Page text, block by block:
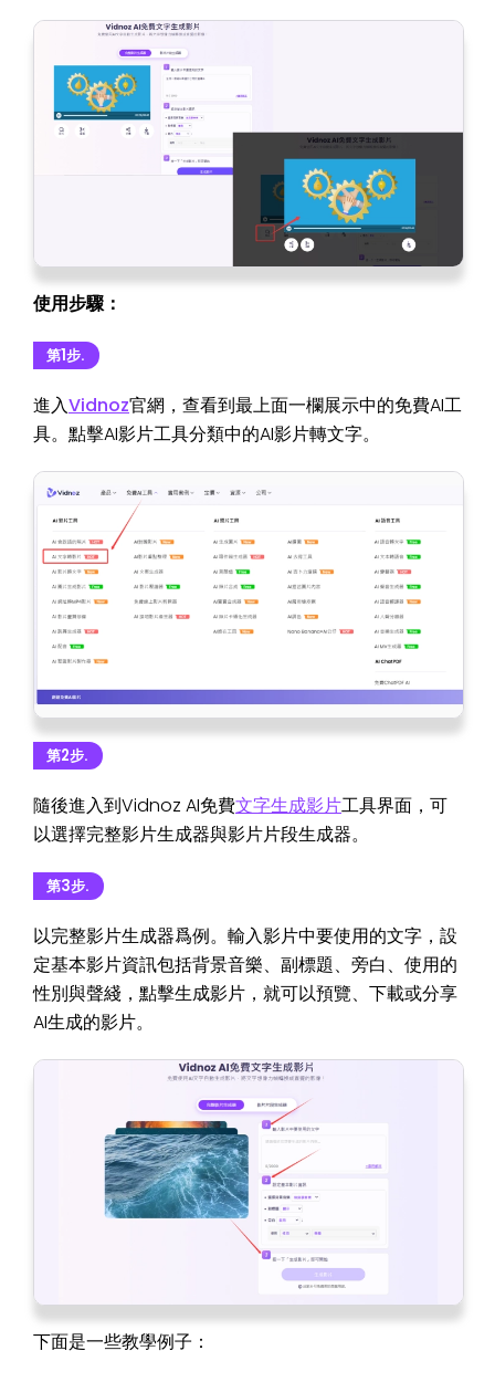
使用步驟：
第1步.
進入Vidnoz官網，查看到最上面一欄展示中的免費AI工
具。點擊AI影片工具分類中的AI影片轉文字。
第2步.
隨後進入到Vidnoz AI免費文字生成影片工具界面，可
以選擇完整影片生成器與影片片段生成器。
第3步.
以完整影片生成器爲例。輸入影片中要使用的文字，設
定基本影片資訊包括背景音樂、副標題、旁白、使用的
性別與聲綫，點擊生成影片，就可以預覽、下載或分享
AI生成的影片。
下面是一些教學例子：